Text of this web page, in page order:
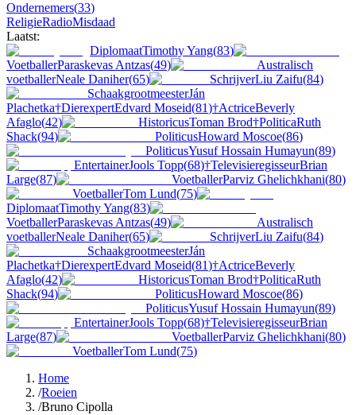
Ondernemers(33)
ReligieRadioMisdaad
Laatst:
DiplomaatTimothy Yang(83)
VoetballerParaskevas Antzas(49)
Australisch
voetballerNeale Daniher(65) SchrijverLiu Zaifu(84)
SchaakgrootmeesterJán
Plachetka†DierexpertEdvard Moseid(81)†ActriceBeverly
Afaglo(42) HistoricusToman Brod†PoliticaRuth
Shack(94) PoliticusHoward Moscoe(86)
PoliticusYusuf Hossain Humayun(89)
EntertainerJools Topp(68)†TelevisieregisseurBrian
Large(87) VoetballerParviz Ghelichkhani(80)
VoetballerTom Lund(75)
DiplomaatTimothy Yang(83)
VoetballerParaskevas Antzas(49)
Australisch
voetballerNeale Daniher(65) SchrijverLiu Zaifu(84)
SchaakgrootmeesterJán
Plachetka†DierexpertEdvard Moseid(81)†ActriceBeverly
Afaglo(42) HistoricusToman Brod†PoliticaRuth
Shack(94) PoliticusHoward Moscoe(86)
PoliticusYusuf Hossain Humayun(89)
EntertainerJools Topp(68)†TelevisieregisseurBrian
Large(87) VoetballerParviz Ghelichkhani(80)
VoetballerTom Lund(75)
Home
/Roeien
/Bruno Cipolla